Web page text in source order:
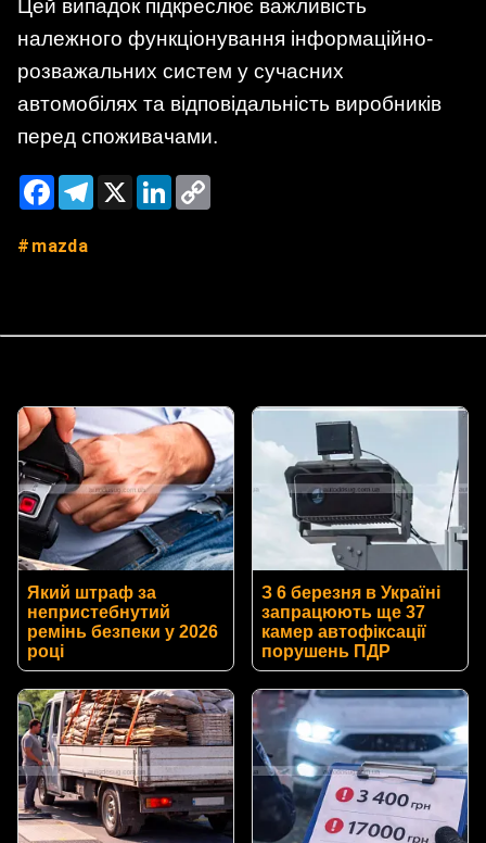
Цей випадок підкреслює важливість
належного функціонування інформаційно-
розважальних систем у сучасних
автомобілях та відповідальність виробників
перед споживачами.
FacebookTelegram
X LinkedIn
mazda
Який штраф за
непристебнутий
ремінь безпеки у 2026
році
З 6 березня в Україні
запрацюють ще 37
камер автофіксації
порушень ПДР